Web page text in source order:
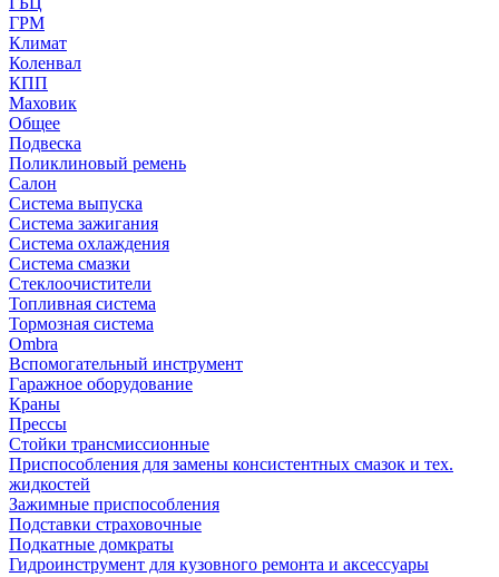
ГРМ
Климат
Коленвал
КПП
Маховик
Общее
Подвеска
Поликлиновый ремень
Салон
Система выпуска
Система зажигания
Система охлаждения
Система смазки
Стеклоочистители
Топливная система
Тормозная система
Ombra
Вспомогательный инструмент
Гаражное оборудование
Краны
Прессы
Стойки трансмиссионные
Приспособления для замены консистентных смазок и тех.
жидкостей
Зажимные приспособления
Подставки страховочные
Подкатные домкраты
Гидроинструмент для кузовного ремонта и аксессуары